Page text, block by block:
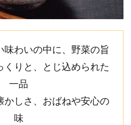
味わいの中に、野菜の旨
くりと、とじ込められた
一品
かしさ、おばねや安心の
味